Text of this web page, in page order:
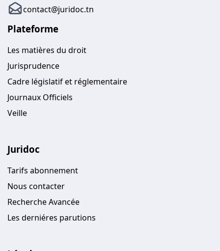
contact@juridoc.tn
Plateforme
Les matières du droit
Jurisprudence
Cadre législatif et réglementaire
Journaux Officiels
Veille
Juridoc
Tarifs abonnement
Nous contacter
Recherche Avancée
Les derniéres parutions